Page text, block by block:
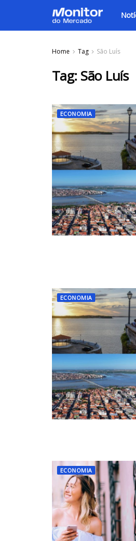
Home Tag São Luís
Tag: São Luís
ECONOMIA
ECONOMIA
ECONOMIA